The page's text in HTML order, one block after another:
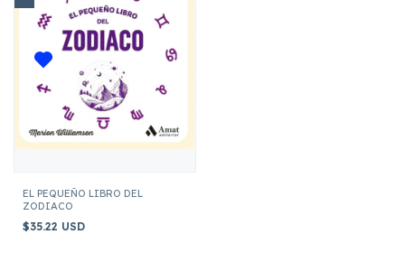
EL PEQUEÑO LIBRO DEL
ZODIACO
$35.22 USD